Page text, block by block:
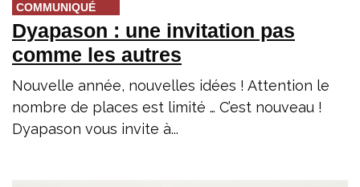
COMMUNIQUÉ
Dyapason : une invitation pas
comme les autres
Nouvelle année, nouvelles idées ! Attention le
nombre de places est limité … C’est nouveau !
Dyapason vous invite à...